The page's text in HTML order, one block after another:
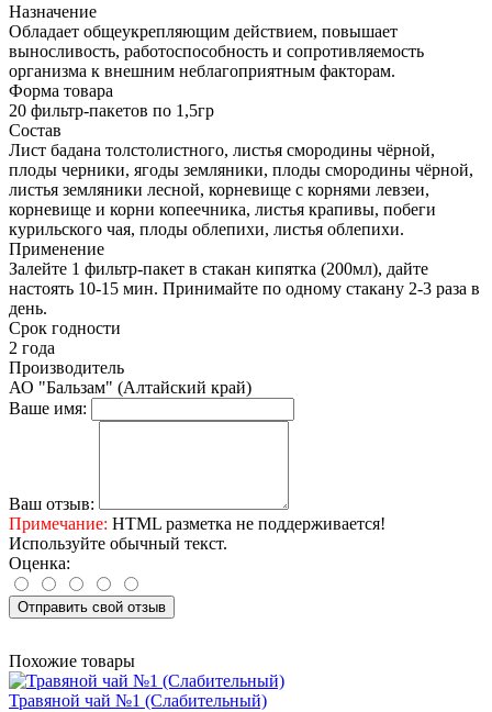
Назначение
Обладает общеукрепляющим действием, повышает
выносливость, работоспособность и сопротивляемость
организма к внешним неблагоприятным факторам.
Форма товара
20 фильтр-пакетов по 1,5гр
Состав
Лист бадана толстолистного, листья смородины чёрной,
плоды черники, ягоды земляники, плоды смородины чёрной,
листья земляники лесной, корневище с корнями левзеи,
корневище и корни копеечника, листья крапивы, побеги
курильского чая, плоды облепихи, листья облепихи.
Применение
Залейте 1 фильтр-пакет в стакан кипятка (200мл), дайте
настоять 10-15 мин. Принимайте по одному стакану 2-3 раза в
день.
Срок годности
2 года
Производитель
АО "Бальзам" (Алтайский край)
Ваше имя:
Ваш отзыв:
Примечание: HTML разметка не поддерживается!
Используйте обычный текст.
Оценка:
Отправить свой отзыв
Похожие товары
Травяной чай №1 (Слабительный)